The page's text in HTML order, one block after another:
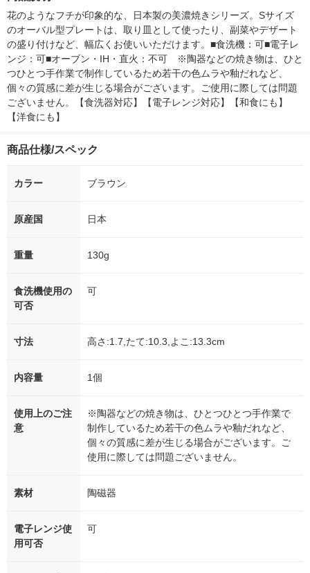
花のようなフチが印象的な、日本製の美濃焼きシリーズ。Sサイズ
のオーバル型プレートは、取り皿として使ったり、副菜やデザート
の盛り付けなど、幅広くお使いいただけます。■食洗機：可■電子レ
ンジ：可■オーブン・IH・直火：不可　※陶器などの焼き物は、ひと
つひとつ手作業で制作しているため若干の色ムラや釉だれなど、
個々の質感に差が生じる場合がございます。ご使用に際しては問題
ございません。【食洗器対応】【電子レンジ対応】【和食にも】
【洋食にも】
商品仕様/スペック
カラー ブラウン
原産国 日本
重量 130g
食洗機使用の
可否
可
寸法 高さ:1.7,たて:10.3,よこ:13.3cm
内容量 1個
使用上のご注
意
※陶器などの焼き物は、ひとつひとつ手作業で
制作しているため若干の色ムラや釉だれなど、
個々の質感に差が生じる場合がございます。ご
使用に際しては問題ございません。
素材 陶磁器
電子レンジ使
用可否
可